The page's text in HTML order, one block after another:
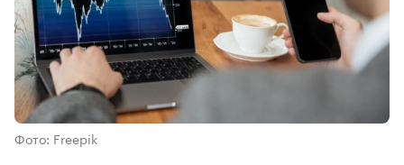
Фото: Freepik